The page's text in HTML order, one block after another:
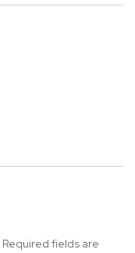
Required fields are